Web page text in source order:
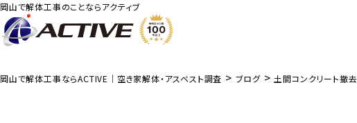
岡山で解体工事のことならアクティブ
岡山で解体工事ならACTIVE｜空き家解体・アスベスト調査 > ブログ >土間コンクリート撤